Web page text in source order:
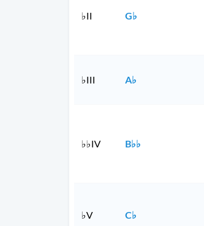
♭II G♭
♭III A♭
♭♭IV B♭♭
♭V C♭